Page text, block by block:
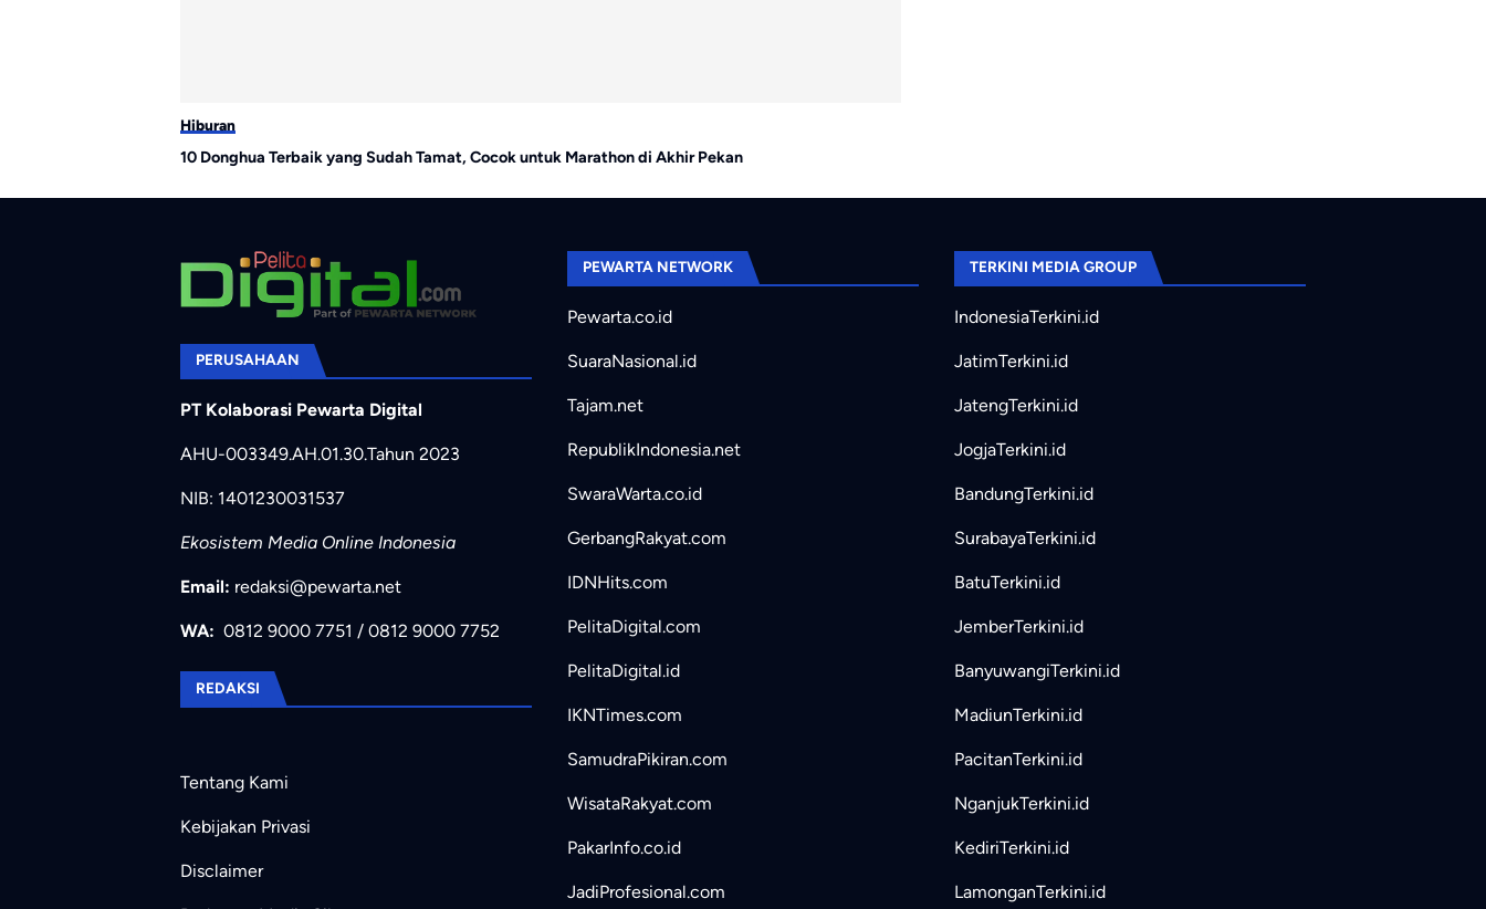
Hiburan
10 Donghua Terbaik yang Sudah Tamat, Cocok untuk Marathon di Akhir Pekan
PERUSAHAAN
PT Kolaborasi Pewarta Digital
AHU-003349.AH.01.30.Tahun 2023
NIB: 1401230031537
Ekosistem Media Online Indonesia
Email: redaksi@pewarta.net
WA: 0812 9000 7751 / 0812 9000 7752
REDAKSI
Tentang Kami
Kebijakan Privasi
Disclaimer
PEWARTA NETWORK
Pewarta.co.id
SuaraNasional.id
Tajam.net
RepublikIndonesia.net
SwaraWarta.co.id
GerbangRakyat.com
IDNHits.com
PelitaDigital.com
PelitaDigital.id
IKNTimes.com
SamudraPikiran.com
WisataRakyat.com
PakarInfo.co.id
JadiProfesional.com
TERKINI MEDIA GROUP
IndonesiaTerkini.id
JatimTerkini.id
JatengTerkini.id
JogjaTerkini.id
BandungTerkini.id
SurabayaTerkini.id
BatuTerkini.id
JemberTerkini.id
BanyuwangiTerkini.id
MadiunTerkini.id
PacitanTerkini.id
NganjukTerkini.id
KediriTerkini.id
LamonganTerkini.id